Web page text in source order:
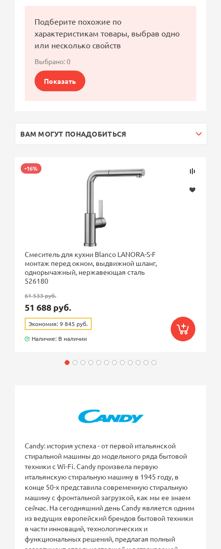
Подберите похожие по
характеристикам товары, выбрав одно
или несколько свойств
Выбрано:0
Показать
ВАМ МОГУТ ПОНАДОБИТЬСЯ
-16%
Смеситель для кухни Blanco LANORA-S-F
монтаж перед окном, выдвижной шланг,
однорычажный, нержавеющая сталь
526180
61 533 руб.
51 688 руб.
Экономия: 9 845 руб.
Наличие: В наличии
Candy: история успеха - от первой итальянской
стиральной машины до модельного ряда бытовой
техники с Wi-Fi. Candy произвела первую
итальянскую стиральную машину в 1945 году, в
конце 50-х представила современную стиральную
машину с фронтальной загрузкой, как мы ее знаем
сейчас. На сегодняшний день Candy является одним
из ведущих европейский брендов бытовой техники
в части инноваций, технологических и
функциональных решений, предлагая полный